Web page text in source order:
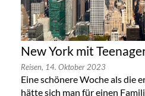
New York mit
Reisen, 14. Oktober 2023
Eine schönere Woche als die
hätte sich man für einen